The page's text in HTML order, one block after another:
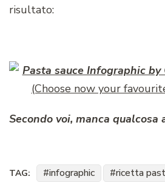
risultato:
(Choose now your
Secondo voi, manca qualcosa
TAG: infographic
ricetta